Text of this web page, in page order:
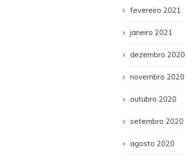
fevereiro 2021
janeiro 2021
dezembro 2020
novembro 2020
outubro 2020
setembro 2020
agosto 2020